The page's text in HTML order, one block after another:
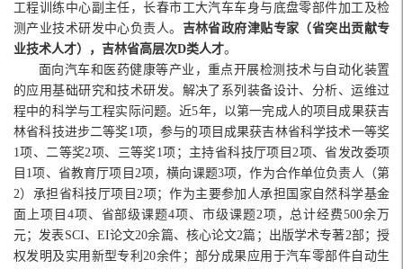
工程训练中心副主任，长春市工大汽车车身与底盘零部件加工及检
测产业技术研发中心负责人。 吉林省政府津贴专家（省突出贡献专
业技术人才），吉林省高层次D类人才。
面向汽车和医药健康等产业，重点开展检测技术与自动化装置
的应用基础研究和技术研发。解决了系列装备设计、分析、运维过
程中的科学与工程实际问题。近5年，以第一完成人的项目成果获吉
林省科技进步二等奖1项，参与的项目成果获吉林省科学技术一等奖
1项、二等奖2项、三等奖1项；主持省科技厅项目2项、省发改委项
目1项、省教育厅项目2项，横向课题3项，作为合作单位负责人（第
2）承担省科技厅项目2项；作为主要参加人承担国家自然科学基金
面上项目4项、省部级课题4项、市级课题2项，总计经费500余万
元；发表SCI、EI论文20余篇、核心论文2篇；出版学术专著2部；授
权发明及实用新型专利20余件；部分成果应用于汽车零部件自动生